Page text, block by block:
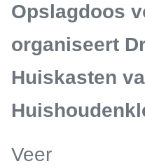
Opslagdoos
organiseert
Huiskasten
Veer